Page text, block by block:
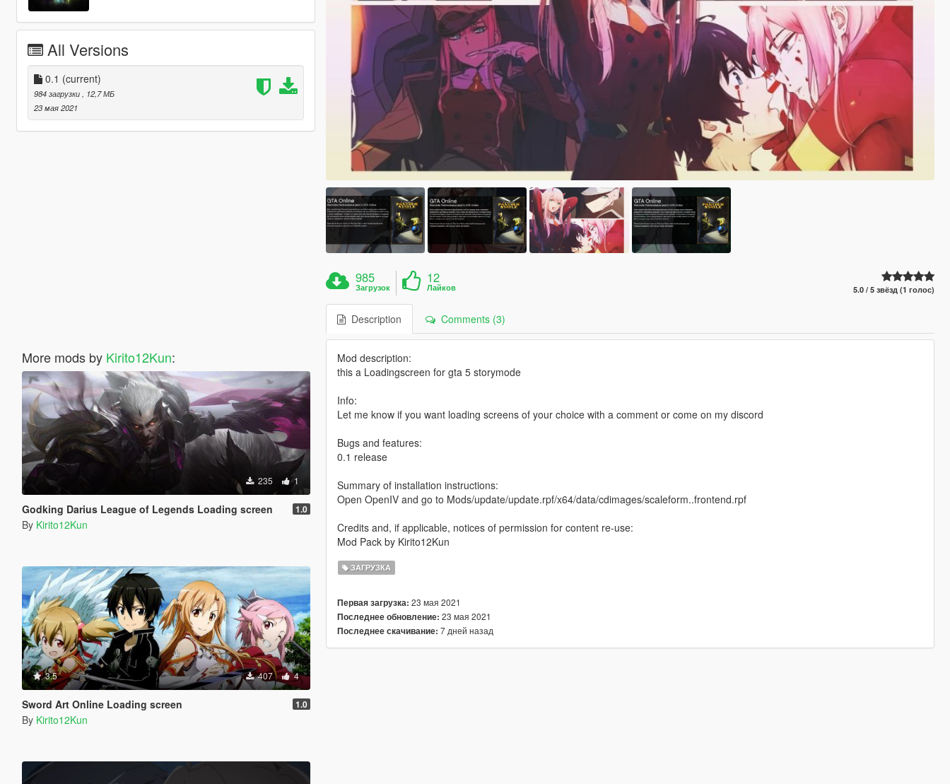
All Versions
0.1 (current)
984 загрузки
, 12,7 МБ
23 мая 2021
More mods by Kirito12Kun:
235 1
Godking Darius League of Legends Loading screen 1.0
By Kirito12Kun
3.5 407 4
Sword Art Online Loading screen 1.0
By Kirito12Kun
985
Загрузок
12
Лайков 5.0 / 5 звёзд (1 голос)
Description Comments (3)
Mod description:
this a Loadingscreen for gta 5 storymode
Info:
Let me know if you want loading screens of your choice with a comment or come on my discord
Bugs and features:
0.1 release
Summary of installation instructions:
Open OpenIV and go to Mods/update/update.rpf/x64/data/cdimages/scaleform..frontend.rpf
Credits and, if applicable, notices of permission for content re-use:
Mod Pack by Kirito12Kun
ЗАГРУЗКА
Первая загрузка: 23 мая 2021
Последнее обновление: 23 мая 2021
Последнее скачивание: 7 дней назад